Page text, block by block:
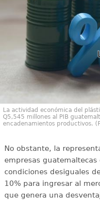
La actividad económica del
Q5,545 millones al PIB
encadenamientos productivos.
No obstante, la
empresas
condiciones desiguales
10% para ingresar al
que genera una